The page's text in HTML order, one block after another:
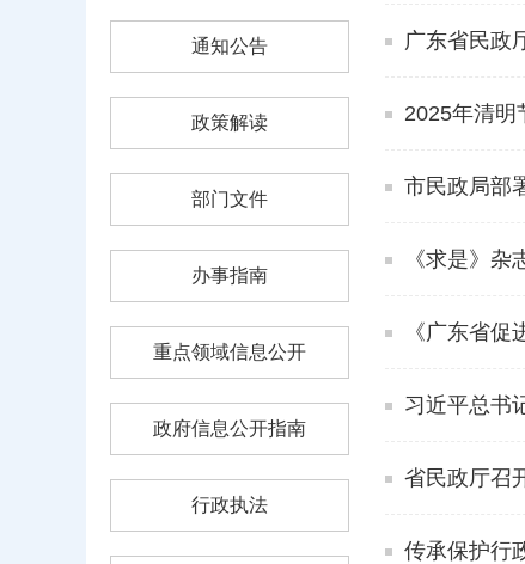
通知公告
政策解读
部门文件
办事指南
重点领域信息公开
政府信息公开指南
行政执法
广东省民政
2025年清明
市民政局部
《求是》杂
《广东省
习近平总书
省民政厅召
传承保护行